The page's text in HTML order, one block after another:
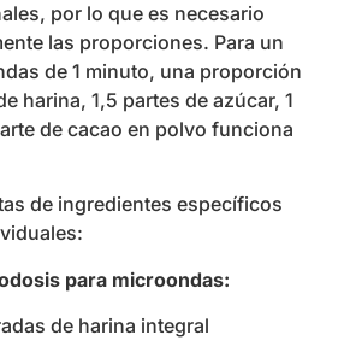
por lo que es necesario
las proporciones. Para un
de 1 minuto, una proporción
harina, 1,5 partes de azúcar, 1
de cacao en polvo funciona
de ingredientes específicos
para microondas:
de harina integral